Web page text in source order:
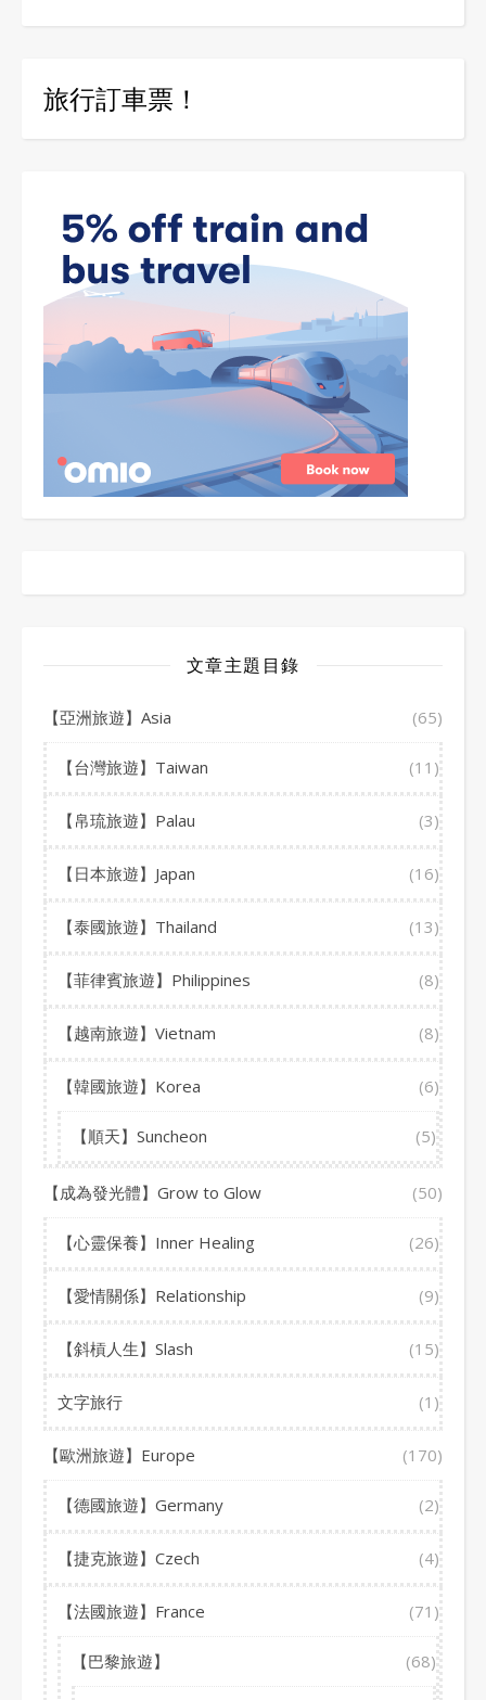
旅行訂車票！
文章主題目錄
【亞洲旅遊】Asia (65)
【台灣旅遊】Taiwan (11)
【帛琉旅遊】Palau (3)
【日本旅遊】Japan (16)
【泰國旅遊】Thailand (13)
【菲律賓旅遊】Philippines (8)
【越南旅遊】Vietnam (8)
【韓國旅遊】Korea (6)
【順天】Suncheon (5)
【成為發光體】Grow to Glow (50)
【心靈保養】Inner Healing (26)
【愛情關係】Relationship (9)
【斜槓人生】Slash (15)
文字旅行 (1)
【歐洲旅遊】Europe (170)
【德國旅遊】Germany (2)
【捷克旅遊】Czech (4)
【法國旅遊】France (71)
【巴黎旅遊】 (68)